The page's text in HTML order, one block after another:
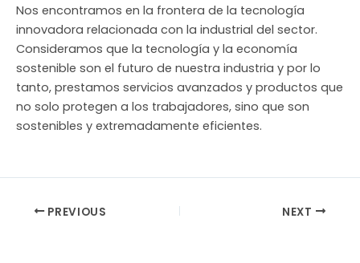
Nos encontramos en la frontera de la tecnología
innovadora relacionada con la industrial del sector.
Consideramos que la tecnología y la economía
sostenible son el futuro de nuestra industria y por lo
tanto, prestamos servicios avanzados y productos que
no solo protegen a los trabajadores, sino que son
sostenibles y extremadamente eficientes.
PREVIOUS NEXT